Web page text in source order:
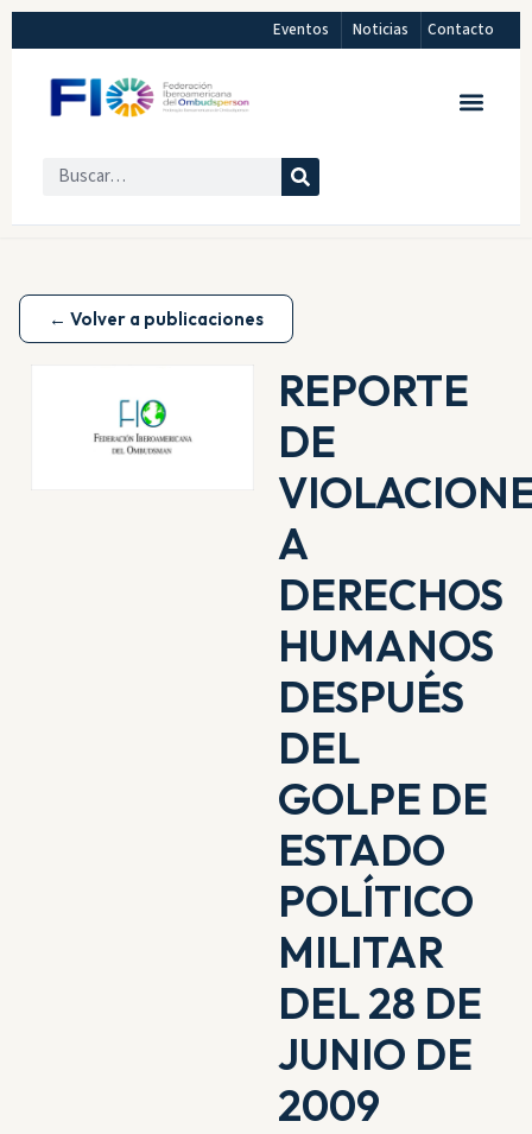
Eventos Noticias Contacto
← Volver a publicaciones
REPORTE
DE
A
DERECHOS
HUMANOS
DESPUÉS
DEL
GOLPE DE
ESTADO
POLÍTICO
MILITAR
DEL 28 DE
JUNIO DE
2009